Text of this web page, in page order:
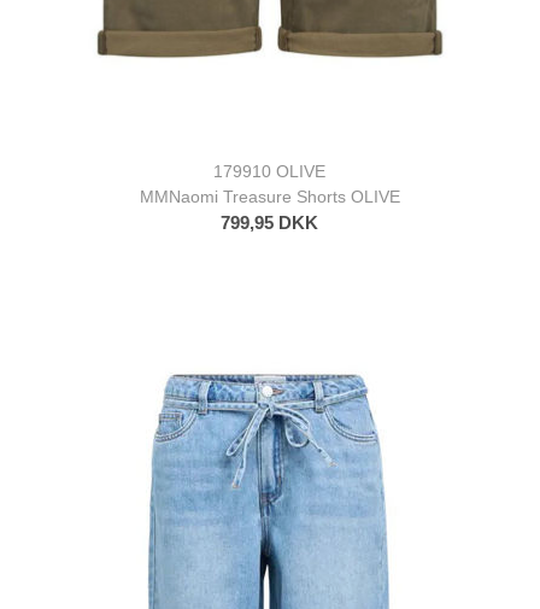
179910 OLIVE
MMNaomi Treasure Shorts OLIVE
799,95 DKK